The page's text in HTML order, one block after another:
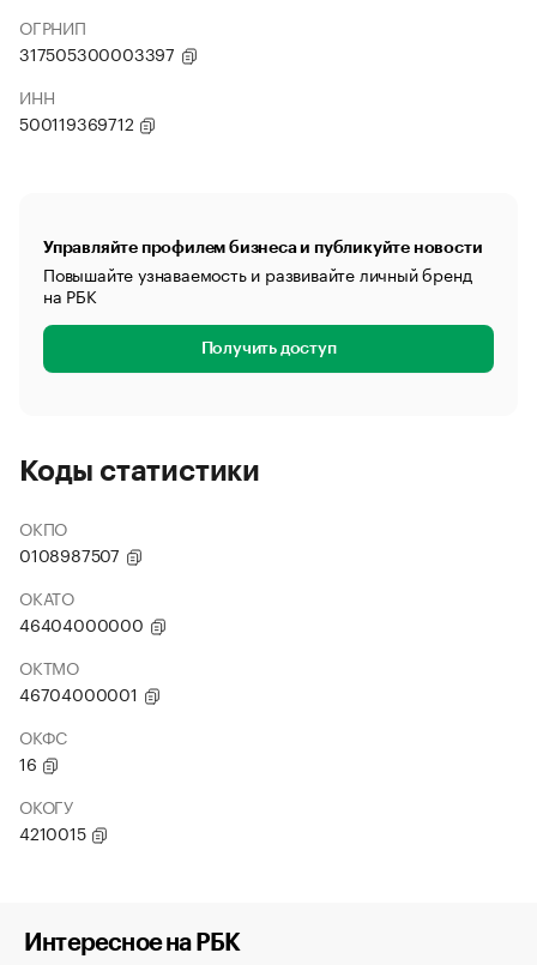
ОГРНИП
317505300003397
ИНН
500119369712
Управляйте профилем бизнеса и публикуйте новости
Повышайте узнаваемость и развивайте личный бренд
на РБК
Получить доступ
Коды статистики
ОКПО
0108987507
ОКАТО
46404000000
ОКТМО
46704000001
ОКФС
16
ОКОГУ
4210015
Интересное на РБК